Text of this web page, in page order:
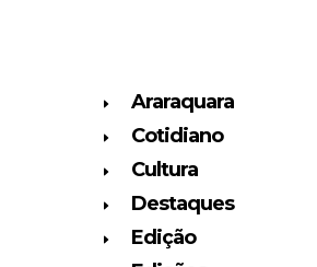
Araraquara
Cotidiano
Cultura
Destaques
Edição